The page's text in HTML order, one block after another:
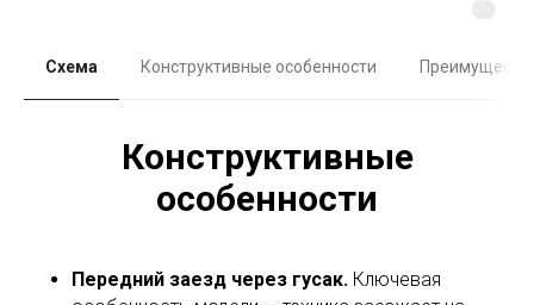
Схема Конструктивные особенности
Конструктивные
особенности
Передний заезд через гусак. Ключевая